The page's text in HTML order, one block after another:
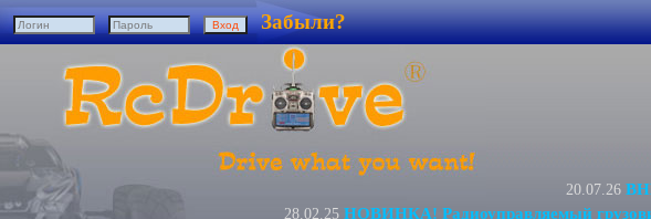
Забыли?
20.07.26
28.02.25 НОВИНКА! Радиоуправляемый